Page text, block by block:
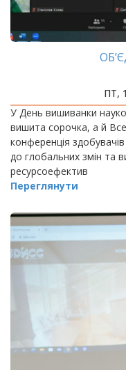
ПТ,
У День вишиванки
вишита сорочка, а й
конференція
до глобальних змін та
ресурсоефектив
Переглянути